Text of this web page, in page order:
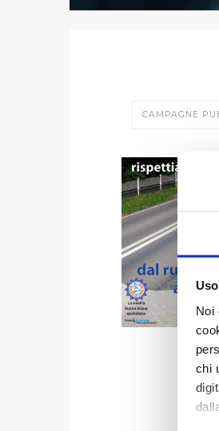
Noi
chi
CAMPAGNE